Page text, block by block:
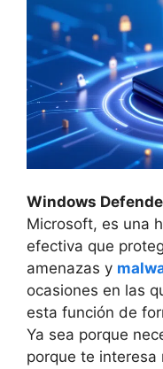
Windows
Microsoft, es una
efectiva que
amenazas y
ocasiones en las
esta función de
Ya sea porque
porque te interesa